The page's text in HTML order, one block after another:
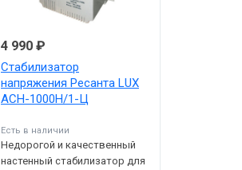
4 990 ₽
Стабилизатор
напряжения Ресанта LUX
АСН-1000Н/1-Ц
Есть в наличии
Недорогой и качественный
настенный стабилизатор для